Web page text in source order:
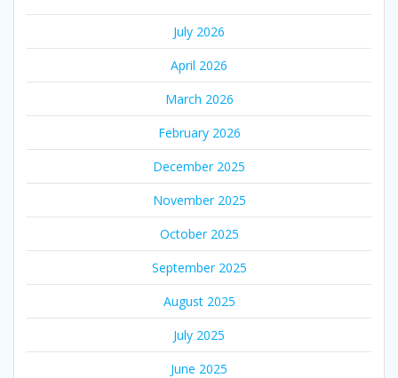
July 2026
April 2026
March 2026
February 2026
December 2025
November 2025
October 2025
September 2025
August 2025
July 2025
June 2025